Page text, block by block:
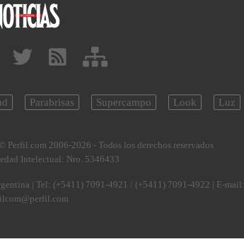
Parabrisas Supercampo Look Luz
Perfil.com 2006-2026 - Todos los derechos reservados
Intelectual: Nro. 5346433
| Tel: (+5411) 7091-4921 / (+5411) 7091-4922 | E-mail: